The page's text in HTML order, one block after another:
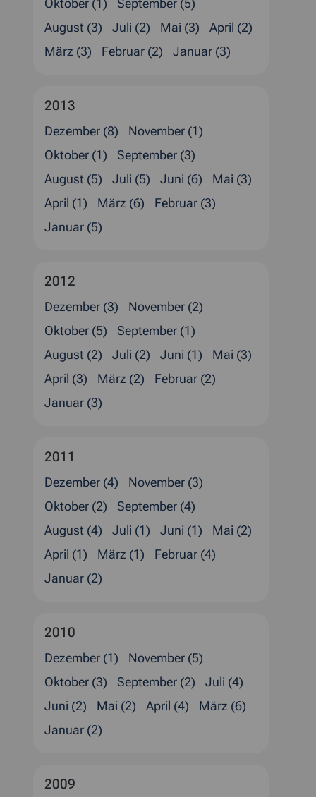
Oktober (1)
September (5)
August (3)
Juli (2) Mai (3)
April (2)
März (3)
Februar (2) Januar (3)
2013
Dezember (8)
November (1)
Oktober (1)
September (3)
August (5)
Juli (5) Juni (6)
Mai (3)
April (1)
März (6)
Februar (3)
Januar (5)
2012
Dezember (3)
November (2)
Oktober (5)
September (1)
August (2)
Juli (2) Juni (1)
Mai (3)
April (3)
März (2)
Februar (2)
Januar (3)
2011
Dezember (4)
November (3)
Oktober (2)
September (4)
August (4)
Juli (1) Juni (1)
Mai (2)
April (1)
März (1)
Februar (4)
Januar (2)
2010
Dezember (1)
November (5)
Oktober (3)
September (2)
Juli (4)
Juni (2)
Mai (2) April (4)
März (6)
Januar (2)
2009